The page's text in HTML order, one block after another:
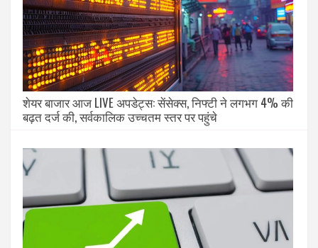
शेयर बाजार आज LIVE अपडेट्स: सेंसेक्स, निफ्टी ने लगभग 4% की
बढ़त दर्ज की, सर्वकालिक उच्चतम स्तर पर पहुंचे